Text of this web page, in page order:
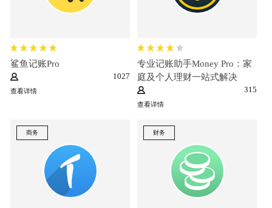
鲨鱼记账Pro
1027
查看详情
专业记账助手Money Pro：家
庭及个人理财一站式解决
315
查看详情
商务 财务